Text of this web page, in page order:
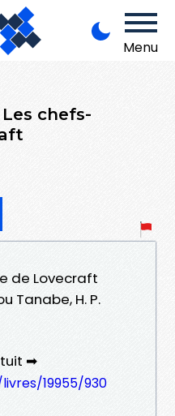
Menu
chefs-
de Lovecraft
Tanabe, H. P.
➡
19955/930